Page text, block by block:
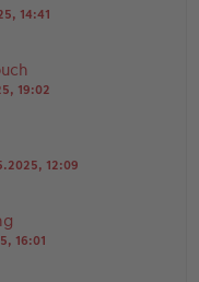
14:41
19:02
12:09
16:01